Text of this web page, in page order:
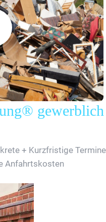
gewerblich
+ Kurzfristige
Anfahrtskosten